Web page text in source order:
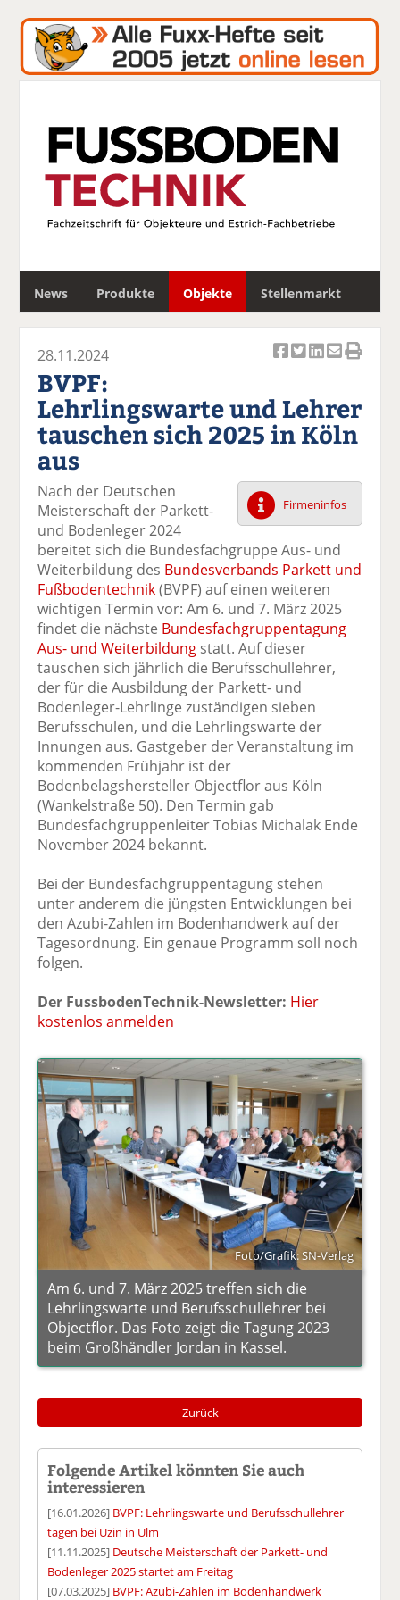
News Produkte Objekte Stellenmarkt
c
k
el
a
F
ac
e
b
o
o
k
te
il
e
n
k
el
t
tt
er
n
k
el
a
Li
n
k
e
di
n
te
il
e
n
k
el
p
E
m
ai
l
v
er
se
n
e
k
el
D
ck
e
n
28.11.2024
BVPF:
Lehrlingswarte und Lehrer
tauschen sich 2025 in Köln
aus
Firmeninfos
Nach der Deutschen
Meisterschaft der Parkett-
und Bodenleger 2024
bereitet sich die Bundesfachgruppe Aus- und
Weiterbildung des Bundesverbands Parkett und
Fußbodentechnik(BVPF) auf einen weiteren
wichtigen Termin vor: Am 6. und 7. März 2025
findet die nächste Bundesfachgruppentagung
Aus- und Weiterbildung statt. Auf dieser
tauschen sich jährlich die Berufsschullehrer,
der für die Ausbildung der Parkett- und
Bodenleger-Lehrlinge zuständigen sieben
Berufsschulen, und die Lehrlingswarte der
Innungen aus. Gastgeber der Veranstaltung im
kommenden Frühjahr ist der
Bodenbelagshersteller Objectflor aus Köln
(Wankelstraße 50). Den Termin gab
Bundesfachgruppenleiter Tobias Michalak Ende
November 2024 bekannt.
Bei der Bundesfachgruppentagung stehen
unter anderem die jüngsten Entwicklungen bei
den Azubi-Zahlen im Bodenhandwerk auf der
Tagesordnung. Ein genaue Programm soll noch
folgen.
Der FussbodenTechnik-Newsletter: Hier
kostenlos anmelden
Foto/Grafik: SN-Verlag
Am 6. und 7. März 2025 treffen sich die
Lehrlingswarte und Berufsschullehrer bei
Objectflor. Das Foto zeigt die Tagung 2023
beim Großhändler Jordan in Kassel.
Zurück
Folgende Artikel könnten Sie auch
interessieren
[16.01.2026] BVPF: Lehrlingswarte und Berufsschullehrer
tagen bei Uzin in Ulm
[11.11.2025] Deutsche Meisterschaft der Parkett- und
Bodenleger 2025 startet am Freitag
[07.03.2025] BVPF: Azubi-Zahlen im Bodenhandwerk